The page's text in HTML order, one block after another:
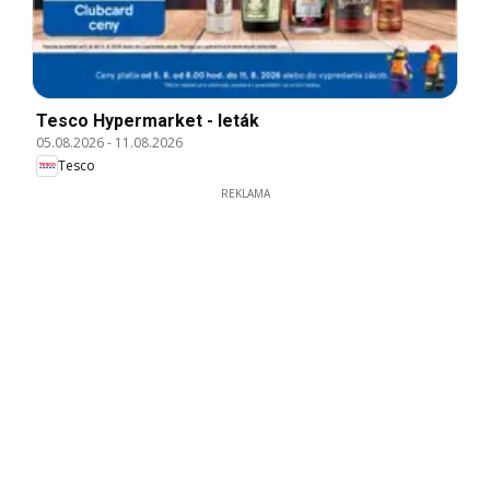
Tesco Hypermarket - leták
05.08.2026- 11.08.2026
Tesco
REKLAMA